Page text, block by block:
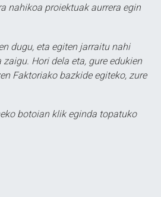
nahikoa proiektuak aurrera egin
dugu, eta egiten jarraitu nahi
Hori dela eta, gure edukien
Faktoriako bazkide egiteko, zure
botoian klik eginda topatuko